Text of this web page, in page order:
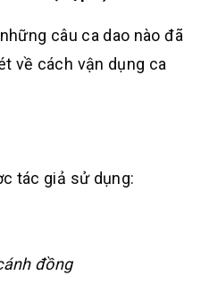
câu ca dao nào đã
về cách vận dụng ca
tác giả sử dụng:
đồng